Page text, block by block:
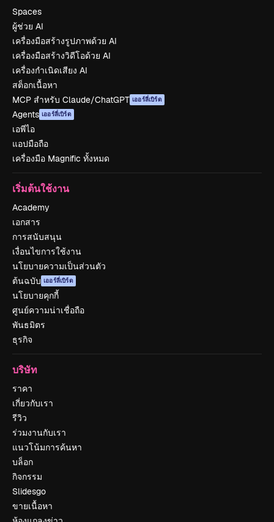
Spaces
ผู้ช่วย AI
เครื่องมือสร้างรูปภาพด้วย AI
เครื่องมือสร้างวิดีโอด้วย AI
เครื่องกำเนิดเสียง AI
สต็อกเนื้อหา
MCP สำหรับ Claude/ChatGPT เออร์ลี่เบิร์ด
Agents เออร์ลี่เบิร์ด
เอพีไอ
แอปมือถือ
เครื่องมือ Magnific ทั้งหมด
เริ่มต้นใช้งาน
Academy
เอกสาร
การสนับสนุน
เงื่อนไขการใช้งาน
นโยบายความเป็นส่วนตัว
ต้นฉบับ เออร์ลี่เบิร์ด
นโยบายคุกกี้
ศูนย์ความน่าเชื่อถือ
พันธมิตร
ธุรกิจ
บริษัท
ราคา
เกี่ยวกับเรา
รีวิว
ร่วมงานกับเรา
แนวโน้มการค้นหา
บล็อก
กิจกรรม
Slidesgo
ขายเนื้อหา